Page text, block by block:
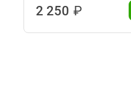
2 250 ₽